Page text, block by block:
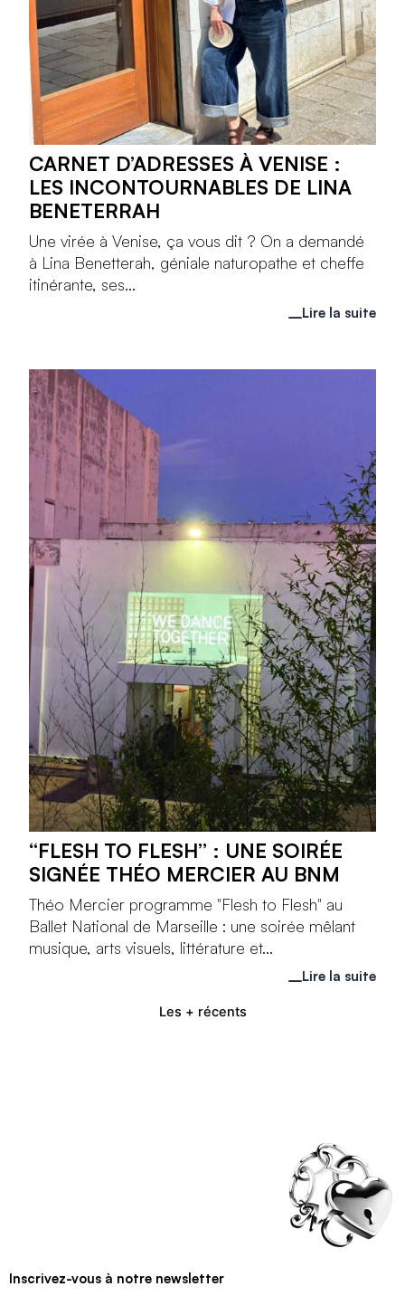
Les + récents
CARNET D’ADRESSES À VENISE :
LES INCONTOURNABLES DE LINA
BENETERRAH
Une virée à Venise, ça vous dit ? On a demandé
à Lina Benetterah, géniale naturopathe et cheffe
itinérante, ses...
Lire la suite
“FLESH TO FLESH” : UNE SOIRÉE
SIGNÉE THÉO MERCIER AU BNM
Théo Mercier programme "Flesh to Flesh" au
Ballet National de Marseille : une soirée mêlant
musique, arts visuels, littérature et...
Lire la suite
Inscrivez-vous à notre newsletter